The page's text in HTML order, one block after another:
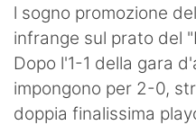
News
Turismo
Eventi
l sogno promozione
infrange sul prato del
Dopo l'1-1 della gara
impongono per 2-0,
doppia finalissima